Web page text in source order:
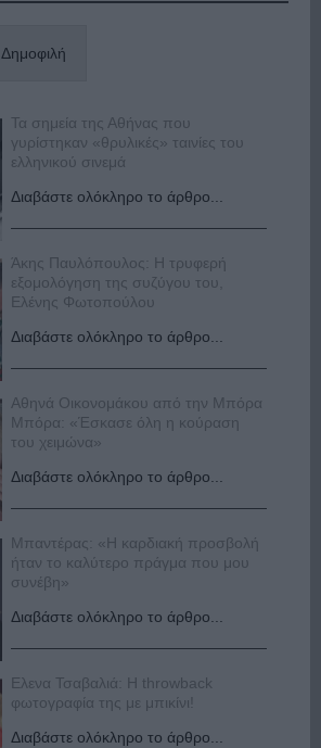
Δημοφιλή
Τα σημεία της Αθήνας που
γυρίστηκαν «θρυλικές» ταινίες του
ελληνικού σινεμά
Διαβάστε ολόκληρο το άρθρο...
Άκης Παυλόπουλος: Η τρυφερή
εξομολόγηση της συζύγου του,
Ελένης Φωτοπούλου
Διαβάστε ολόκληρο το άρθρο...
Αθηνά Οικονομάκου από την Μπόρα
Μπόρα: «Έσκασε όλη η κούραση
του χειμώνα»
Διαβάστε ολόκληρο το άρθρο...
Μπαντέρας: «Η καρδιακή προσβολή
ήταν το καλύτερο πράγμα που μου
συνέβη»
Διαβάστε ολόκληρο το άρθρο...
Ελενα Τσαβαλιά: Η throwback
φωτογραφία της με μπικίνι!
Διαβάστε ολόκληρο το άρθρο...